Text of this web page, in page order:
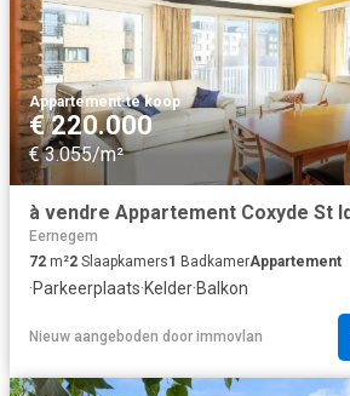
Appartement·te koop
€ 220.000
€ 3.055/m²
Eernegem
72 m²2 Slaapkamers1 BadkamerAppartement
·Parkeerplaats·Kelder·Balkon
Nieuw aangeboden door immovlan